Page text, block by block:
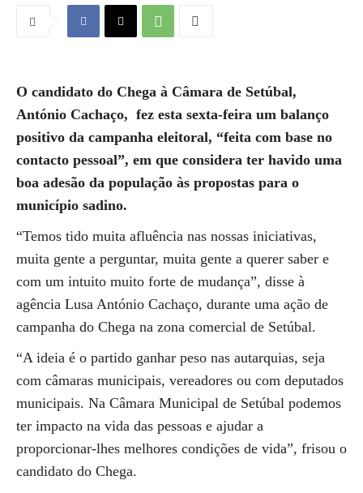
O candidato do Chega à Câmara de Setúbal,
António Cachaço, fez esta sexta-feira um balanço
positivo da campanha eleitoral, “feita com base no
contacto pessoal”, em que considera ter havido uma
boa adesão da população às propostas para o
município sadino.
“Temos tido muita afluência nas nossas iniciativas,
muita gente a perguntar, muita gente a querer saber e
com um intuito muito forte de mudança”, disse à
agência Lusa António Cachaço, durante uma ação de
campanha do Chega na zona comercial de Setúbal.
“A ideia é o partido ganhar peso nas autarquias, seja
com câmaras municipais, vereadores ou com deputados
municipais. Na Câmara Municipal de Setúbal podemos
ter impacto na vida das pessoas e ajudar a
proporcionar-lhes melhores condições de vida”, frisou o
candidato do Chega.